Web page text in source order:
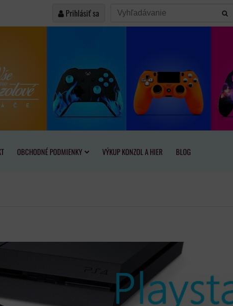
Prihlásiť sa
OBCHODNÉ PODMIENKY VÝKUP KONZOL A HIER BLOG